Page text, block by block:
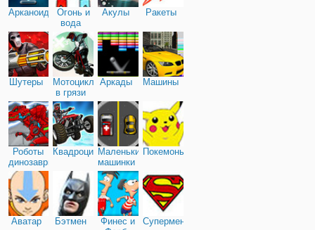
Арканоид
Огонь и
вода
Акулы Ракеты
Шутеры
Мотоциклы
в грязи
Аркады Машины
Роботы
динозавры
КвадроциклыМаленькие
машинки
Покемоны
Аватар Бэтмен
Финес и
Супермен